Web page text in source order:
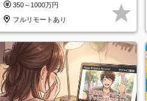
実で安心
350～1000万円
フルリモートあり